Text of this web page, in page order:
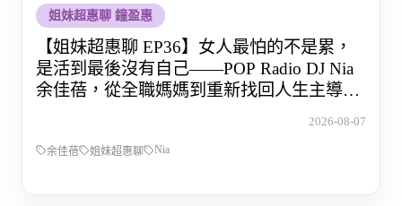
姐妹超惠聊 鐘盈惠
【姐妹超惠聊 EP36】女人最怕的不是累，
是活到最後沒有自己——POP Radio DJ Nia
余佳蓓，從全職媽媽到重新找回人生主導權
2026-08-07
余佳蓓 姐妹超惠聊 Nia